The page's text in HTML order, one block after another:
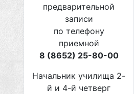
предварительной
записи
по телефону
приемной
8 (8652) 25-80-00
Начальник училища 2-
й и 4-й четверг